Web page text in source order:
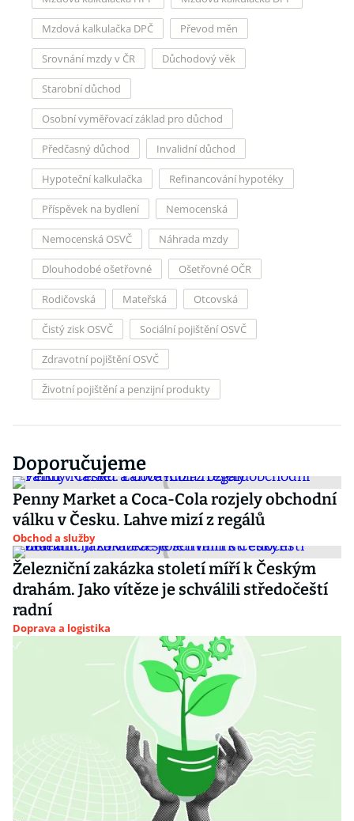
Mzdová kalkulačka DPČ Převod měn
Srovnání mzdy v ČR Důchodový věk
Starobní důchod
Osobní vyměřovací základ pro důchod
Předčasný důchod Invalidní důchod
Hypoteční kalkulačka Refinancování hypotéky
Příspěvek na bydlení Nemocenská
Nemocenská OSVČ Náhrada mzdy
Dlouhodobé ošetřovné Ošetřovné OČR
Rodičovská Mateřská Otcovská
Čistý zisk OSVČ Sociální pojištění OSVČ
Zdravotní pojištění OSVČ
Životní pojištění a penzijní produkty
Doporučujeme
Penny Market a Coca-Cola rozjely obchodní
válku v Česku. Lahve mizí z regálů
Obchod a služby
Železniční zakázka století míří k Českým
drahám. Jako vítěze je schválili středočeští
radní
Doprava a logistika